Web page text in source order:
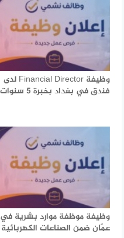
وظيفة Financial Director لدى
فندق في بغداد بخبرة 5 سنوات
وظيفة موظفة موارد بشرية في
عمّان ضمن الصناعات الكهربائية